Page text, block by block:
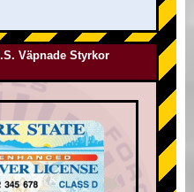
Väpnade Styrkor